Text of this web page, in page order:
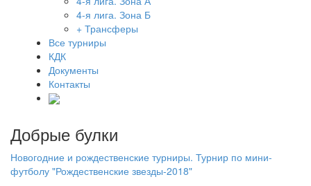
4-я лига. Зона Б
+ Трансферы
Все турниры
КДК
Документы
Контакты
Добрые булки
Новогодние и рождественские турниры. Турнир по мини-
футболу "Рождественские звезды-2018"